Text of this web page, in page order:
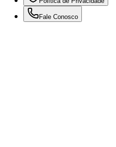
Fale Conosco